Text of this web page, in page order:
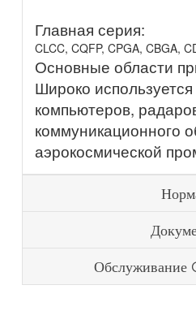
Главная серия:
CLCC, CQFP, CPGA, CBGA,
Основные области
Широко
компьютеров,
коммуникационного
аэрокосмической